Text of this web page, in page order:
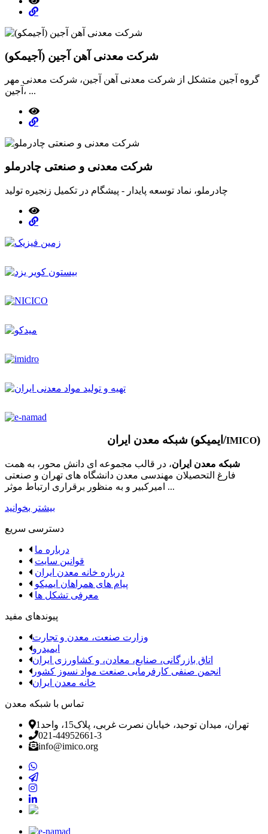
شرکت معدنی آهن آجین (آجیمکو)
گروه آجین متشکل از شرکت معدنی آهن آجین، شرکت معدنی مهر
آجین، ...
شرکت معدنی و صنعتی چادرملو
چادرملو، نماد توسعه پایدار - پیشگام در تکمیل زنجیره تولید
شبکه معدن ایران (ایمیکو/IMICO)
شبکه معدن ایران، در قالب مجموعه ای دانش محور، به همت
فارغ­ التحصیلان مهندسی معدن دانشگاه ­های تهران و صنعتی
امیرکبیر و به منظور برقراری ارتباط موثر ...
بیشتر بخوانید
دسترسی سریع
درباره ما
قوانین سایت
درباره خانه معدن ایران
پیام های همراهان ایمیکو
معرفی تشکل ها
پیوندهای مفید
وزارت صنعت، معدن و تجارت
ایمیدرو
اتاق بازرگانی، صنایع، معادن، و کشاورزی ایران
انجمن صنفی کارفرمایی صنعت مواد نسوز کشور
خانه معدن ایران
تماس با شبکه معدن
تهران، میدان توحید، خیابان نصرت غربی، پلاک15، واحد1
021-44952661-3
info@imico.org